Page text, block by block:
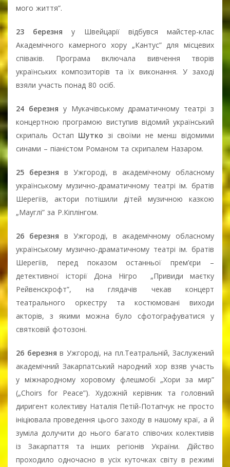
мого життя”.
23 березня у Швейцарії відбувся майстер-клас
Академічного камерного хору „Кантус” для місцевих
співаків. Програма включала вивчення творів
українських композиторів та їх виконання. У заході
взяли участь понад 80 осіб.
24 березня у Мукачівському драматичному театрі з
концертною програмою виступив відомий український
скрипаль Остап Шутко зі своїми не менш відомими
синами – піаністом Романом та скрипалем Назаром.
25 березня в Ужгороді, в академічному обласному
українському музично-драматичному театрі ім. братів
Шерегіїв, актори потішили дітей музичною казкою
„Мауглі” за Р.Кіплінгом.
26 березня в Ужгороді, в академічному обласному
українському музично-драматичному театрі ім. братів
Шерегіїв, перед показом останньої прем’єри –
детективної історії Дона Нігро „Привиди маєтку
Рейвенскрофт”, на глядачів чекав концерт
театрального оркестру та костюмовані виходи
акторів, з якими можна було сфотографуватися у
святковій фотозоні.
26 березня в Ужгороді, на пл.Театральній, Заслужений
академічний Закарпатський народний хор взяв участь
у міжнародному хоровому флешмобі „Хори за мир”
(„Choirs for Peace”). Художній керівник та головний
диригент колективу Наталія Петій-Потапчук не просто
ініціювала проведення цього заходу в нашому краї, а й
зуміла долучити до нього багато співочих колективів
із Закарпаття та інших регіонів України. Дійство
проходило одночасно в усіх куточках світу в режимі